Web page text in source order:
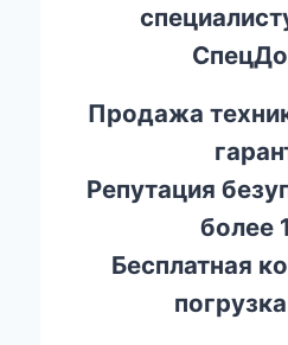
Продажа
Репутация
более
Бесплатная